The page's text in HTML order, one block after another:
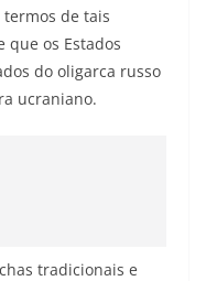
de tais
que os Estados
do oligarca russo
ucraniano.
tradicionais e